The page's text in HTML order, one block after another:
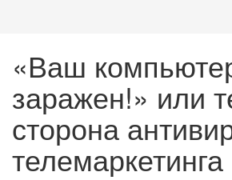
«Ваш
заражен!» или
сторона
телемаркетинга